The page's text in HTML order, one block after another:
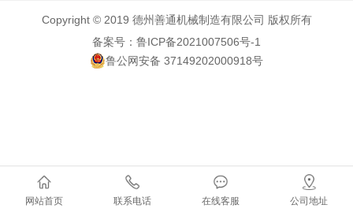
网站首页 联系电话 在线客服 公司地址
Copyright © 2019 德州善通机械制造有限公司 版权所有
备案号：鲁ICP备2021007506号-1
鲁公网安备 37149202000918号